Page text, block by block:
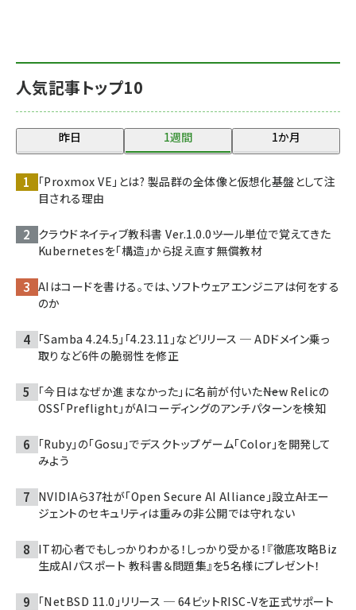
人気記事トップ10
昨日 1週間 1か月
「Proxmox VE」とは? 製品群の全体像と仮想化基盤として注
目される理由
クラウドネイティブ教科書 Ver.1.0.0――ツール単位で覚えてきた
Kubernetesを「構造」から捉え直す無償教材
AIはコードを書ける。では、ソフトウェアエンジニアは何をする
のか
「Samba 4.24.5」「4.23.11」などリリース ─ ADドメイン乗っ
取りなど6件の脆弱性を修正
「今日はなぜか進まなかった」に名前が付いた――New Relicの
OSS「Preflight」がAIコーディングのアンチパターンを検知
「Ruby」の「Gosu」でデスクトップゲーム「Color」を開発して
みよう
NVIDIAら37社が「Open Secure AI Alliance」設立――AIエー
ジェントのセキュリティは重みの非公開では守れない
IT初心者でもしっかりわかる！しっかり受かる！『徹底攻略Biz
生成AIパスポート 教科書＆問題集』を5名様にプレゼント！
「NetBSD 11.0」リリース ─ 64ビットRISC-Vを正式サポート